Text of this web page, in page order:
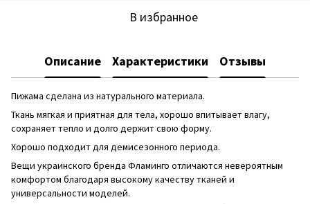
В избранное
Описание Характеристики Отзывы
Пижама сделана из натурального материала.
Ткань мягкая и приятная для тела, хорошо впитывает влагу,
сохраняет тепло и долго держит свою форму.
Хорошо подходит для демисезонного периода.
Вещи украинского бренда Фламинго отличаются невероятным
комфортом благодаря высокому качеству тканей и
универсальности моделей.